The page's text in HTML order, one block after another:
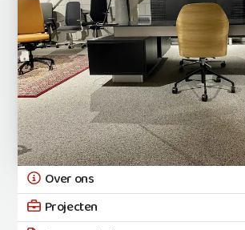
Over ons
Projecten